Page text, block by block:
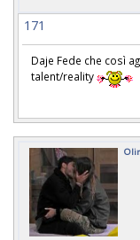
171
Daje Fede che così
talent/reality